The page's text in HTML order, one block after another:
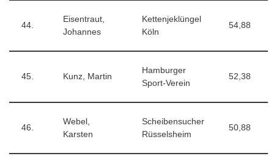
44.
Eisentraut,
Johannes
Kettenjeklüngel
Köln
54,88
45. Kunz, Martin
Hamburger
Sport-Verein
52,38
46.
Webel,
Karsten
Scheibensucher
Rüsselsheim
50,88